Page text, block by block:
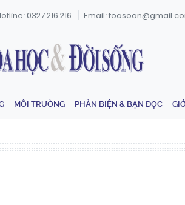
0327.216.216 Email:
MÔI TRƯỜNG PHẢN BIỆN & BẠN ĐỌC